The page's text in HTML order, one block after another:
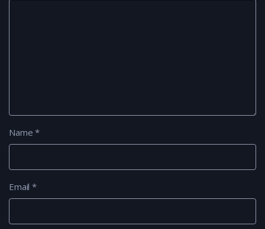
Name*
Email*